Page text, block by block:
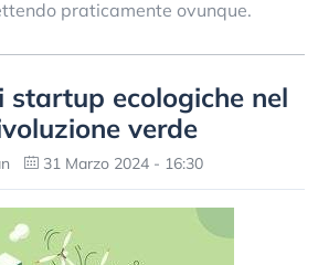
praticamente ovunque.
startup ecologiche nel
verde
31 Marzo 2024 - 16:30